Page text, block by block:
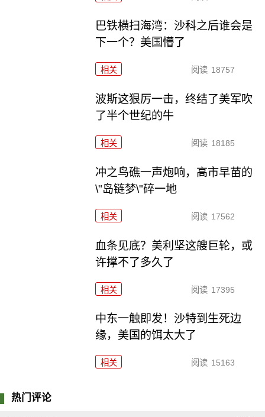
巴铁横扫海湾：沙科之后谁会是
下一个？美国懵了
相关 阅读 18757
波斯这狠厉一击，终结了美军吹
了半个世纪的牛
相关 阅读 18185
冲之鸟礁一声炮响，高市早苗的
\"岛链梦\"碎一地
相关 阅读 17562
血条见底？美利坚这艘巨轮，或
许撑不了多久了
相关 阅读 17395
中东一触即发！沙特到生死边
缘，美国的饵太大了
相关 阅读 15163
热门评论